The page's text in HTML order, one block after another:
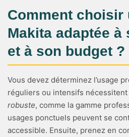
Comment choisir
Makita adaptée à
et à son budget ?
Vous devez déterminez l’usage
réguliers ou intensifs nécessitent
robuste, comme la gamme
usages ponctuels peuvent se
accessible. Ensuite, prenez en